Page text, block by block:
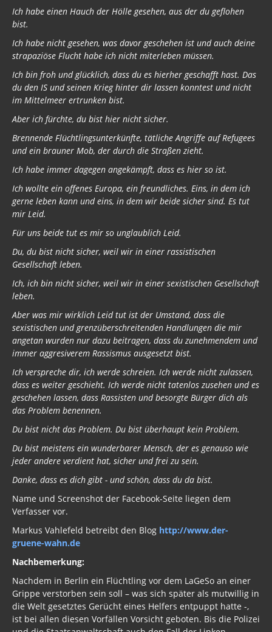
Ich habe einen Hauch der Hölle gesehen, aus der du geflohen
bist.
Ich habe nicht gesehen, was davor geschehen ist und auch deine
strapaziöse Flucht habe ich nicht miterleben müssen.
Ich bin froh und glücklich, dass du es hierher geschafft hast. Das
du den IS und seinen Krieg hinter dir lassen konntest und nicht
im Mittelmeer ertrunken bist.
Aber ich fürchte, du bist hier nicht sicher.
Brennende Flüchtlingsunterkünfte, tätliche Angriffe auf Refugees
und ein brauner Mob, der durch die Straßen zieht.
Ich habe immer dagegen angekämpft, dass es hier so ist.
Ich wollte ein offenes Europa, ein freundliches. Eins, in dem ich
gerne leben kann und eins, in dem wir beide sicher sind. Es tut
mir Leid.
Für uns beide tut es mir so unglaublich Leid.
Du, du bist nicht sicher, weil wir in einer rassistischen
Gesellschaft leben.
Ich, ich bin nicht sicher, weil wir in einer sexistischen Gesellschaft
leben.
Aber was mir wirklich Leid tut ist der Umstand, dass die
sexistischen und grenzüberschreitenden Handlungen die mir
angetan wurden nur dazu beitragen, dass du zunehmendem und
immer aggresiverem Rassismus ausgesetzt bist.
Ich verspreche dir, ich werde schreien. Ich werde nicht zulassen,
dass es weiter geschieht. Ich werde nicht tatenlos zusehen und es
geschehen lassen, dass Rassisten und besorgte Bürger dich als
das Problem benennen.
Du bist nicht das Problem. Du bist überhaupt kein Problem.
Du bist meistens ein wunderbarer Mensch, der es genauso wie
jeder andere verdient hat, sicher und frei zu sein.
Danke, dass es dich gibt - und schön, dass du da bist.
Name und Screenshot der Facebook-Seite liegen dem
Verfasser vor.
Markus Vahlefeld betreibt den Blog http://www.der-
gruene-wahn.de
Nachbemerkung:
Nachdem in Berlin ein Flüchtling vor dem LaGeSo an einer
Grippe verstorben sein soll – was sich später als mutwillig in
die Welt gesetztes Gerücht eines Helfers entpuppt hatte -,
ist bei allen diesen Vorfällen Vorsicht geboten. Bis die Polizei